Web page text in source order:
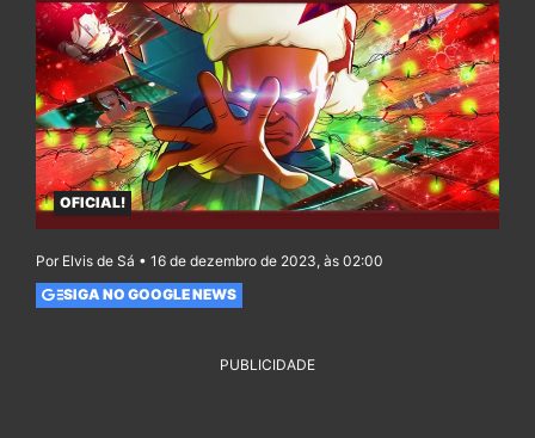
OFICIAL!
Por Elvis de Sá • 16 de dezembro de 2023, às 02:00
SIGA NO GOOGLE NEWS
PUBLICIDADE